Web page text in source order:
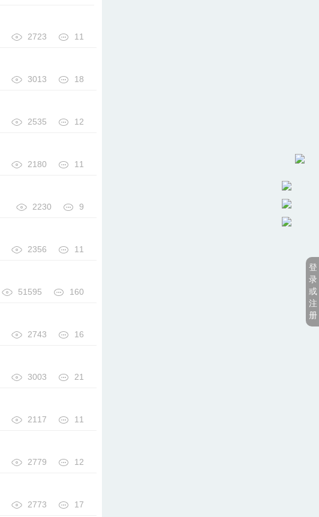
2723 11
3013 18
2535 12
2180 11
2230 9
2356 11
51595 160
2743 16
3003 21
2117 11
2779 12
2773 17
登
录
或
注
册